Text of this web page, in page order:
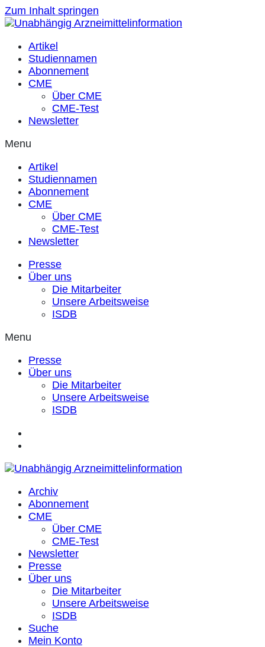
Zum Inhalt springen
Artikel
Studiennamen
Abonnement
CME
Über CME
CME-Test
Newsletter
Menu
Artikel
Studiennamen
Abonnement
CME
Über CME
CME-Test
Newsletter
Presse
Über uns
Die Mitarbeiter
Unsere Arbeitsweise
ISDB
Menu
Presse
Über uns
Die Mitarbeiter
Unsere Arbeitsweise
ISDB
Archiv
Abonnement
CME
Über CME
CME-Test
Newsletter
Presse
Über uns
Die Mitarbeiter
Unsere Arbeitsweise
ISDB
Suche
Mein Konto